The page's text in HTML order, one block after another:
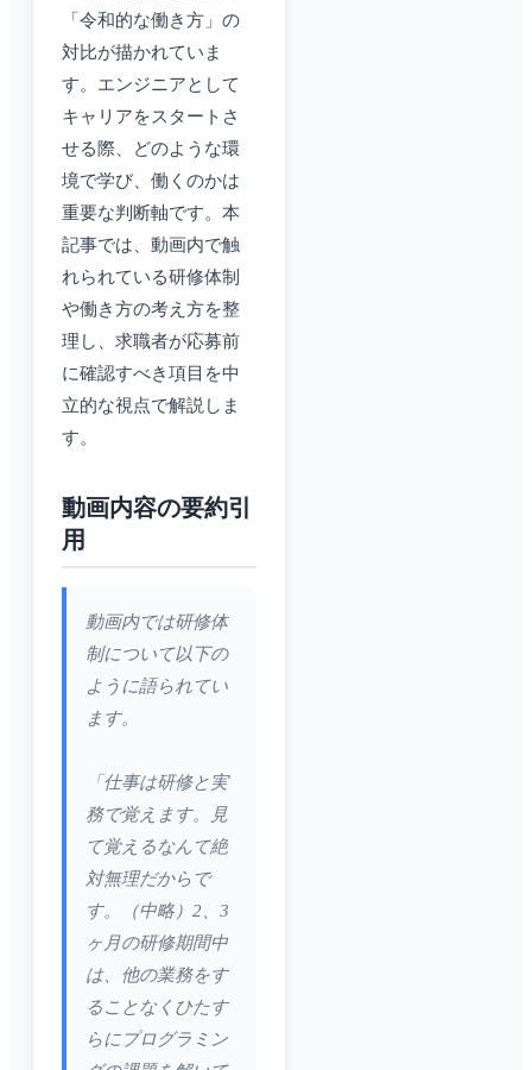
「令和的な働き方」の
対比が描かれていま
す。エンジニアとして
キャリアをスタートさ
せる際、どのような環
境で学び、働くのかは
重要な判断軸です。本
記事では、動画内で触
れられている研修体制
や働き方の考え方を整
理し、求職者が応募前
に確認すべき項目を中
立的な視点で解説しま
す。
動画内容の要約引
用
動画内では研修体
制について以下の
ように語られてい
ます。
「仕事は研修と実
務で覚えます。見
て覚えるなんて絶
対無理だからで
す。（中略）2、3
ヶ月の研修期間中
は、他の業務をす
ることなくひたす
らにプログラミン